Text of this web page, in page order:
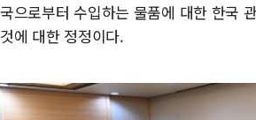
으로부터 수입하는 물품에 대한 한국
에 대한 정정이다.